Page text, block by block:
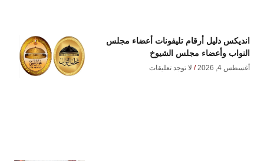
انديكس دليل أرقام تليفونات أعضاء مجلس
النواب وأعضاء مجلس الشيوخ
أغسطس 4, 2026 لا توجد تعليقات